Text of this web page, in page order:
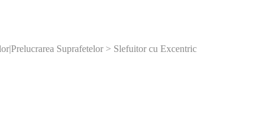
Suprafetelor > Slefuitor cu Excentric